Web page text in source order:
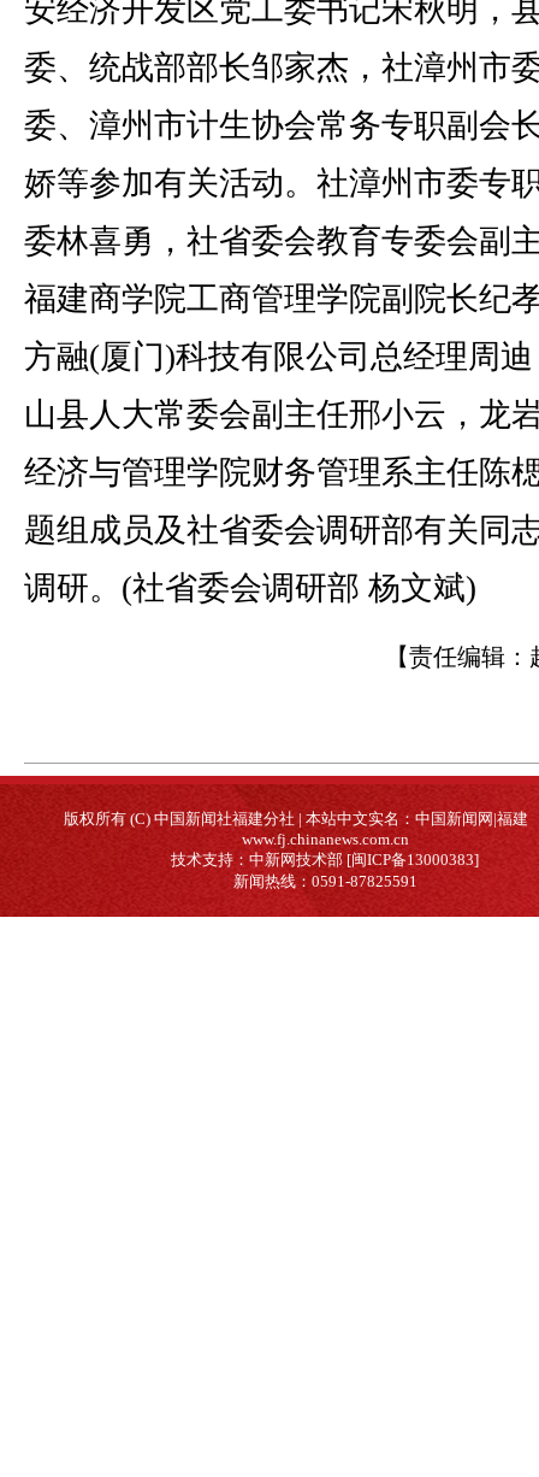
安经济开发区党工委书记宋秋明，
委、统战部部长邹家杰，社漳州市
委、漳州市计生协会常务专职副会
娇等参加有关活动。社漳州市委专
委林喜勇，社省委会教育专委会副
福建商学院工商管理学院副院长纪
方融(厦门)科技有限公司总经理周
山县人大常委会副主任邢小云，龙
经济与管理学院财务管理系主任陈
题组成员及社省委会调研部有关同
调研。(社省委会调研部 杨文斌)
【责任编辑：
版权所有 (C) 中国新闻社福建分社 | 本站中文实名：中国新闻网|福建
www.fj.chinanews.com.cn
技术支持：中新网技术部 [闽ICP备13000383]
新闻热线：0591-87825591